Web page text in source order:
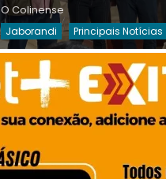
O Colinense
Jaborandi Principais Notícias